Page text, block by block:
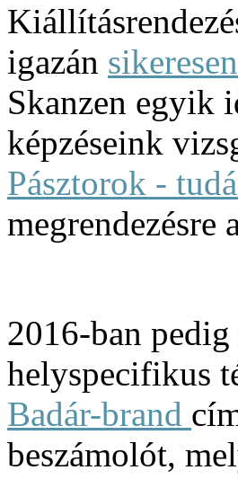
igazán
Skanzen egyik
képzéseink
Pásztorok -
megrendezésre
2016-ban
helyspecifikus
Badár-brand
beszámolót,